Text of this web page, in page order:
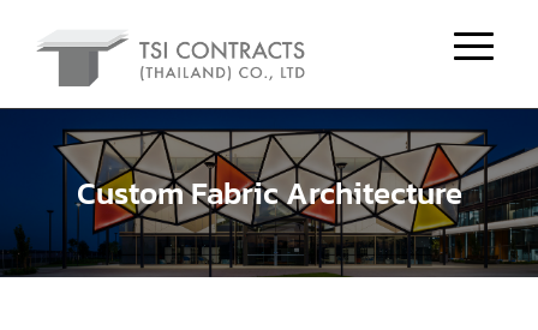
Custom Fabric Architecture